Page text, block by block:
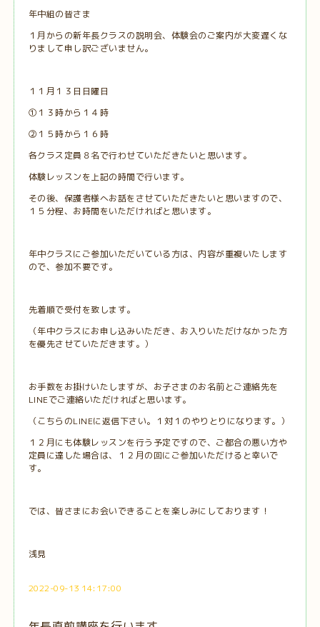
年中組の皆さま
１月からの新年長クラスの説明会、体験会のご案内が大変遅くな
りまして申し訳ございません。
１１月１３日日曜日
①１３時から１４時
②１５時から１６時
各クラス定員８名で行わせていただきたいと思います。
体験レッスンを上記の時間で行います。
その後、保護者様へお話をさせていただきたいと思いますので、
１５分程、お時間をいただければと思います。
年中クラスにご参加いただいている方は、内容が重複いたします
ので、参加不要です。
先着順で受付を致します。
（年中クラスにお申し込みいただき、お入りいただけなかった方
を優先させていただきます。）
お手数をお掛けいたしますが、お子さまのお名前とご連絡先を
LINEでご連絡いただければと思います。
（こちらのLINEに返信下さい。１対１のやりとりになります。）
１２月にも体験レッスンを行う予定ですので、ご都合の悪い方や
定員に達した場合は、１２月の回にご参加いただけると幸いで
す。
では、皆さまにお会いできることを楽しみにしております！
浅見
2022-09-13 14:17:00